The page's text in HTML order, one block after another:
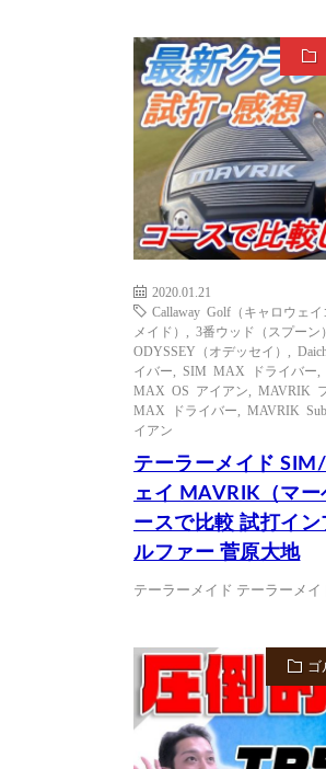
2020.01.21
Callaway Golf（キャロウェイ
メイド）
3番ウッド（スプーン）
ODYSSEY（オデッセイ）
イバー
SIM MAX ドライバー
MAX OS アイアン
MAVRIK
MAX ドライバー
MAVRIK
イアン
テーラーメイド
ェイ MAVRIK（マー
ースで比較 試打イ
ルファー 菅原大地
テーラーメイド テーラーメイ
ゴ